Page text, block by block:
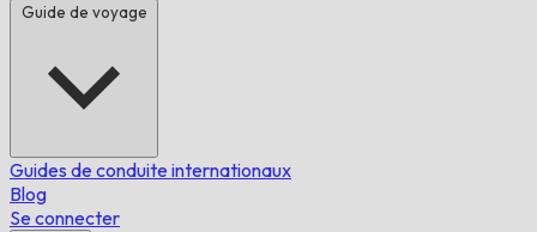
Guide de voyage
Guides de conduite internationaux
Blog
Se connecter